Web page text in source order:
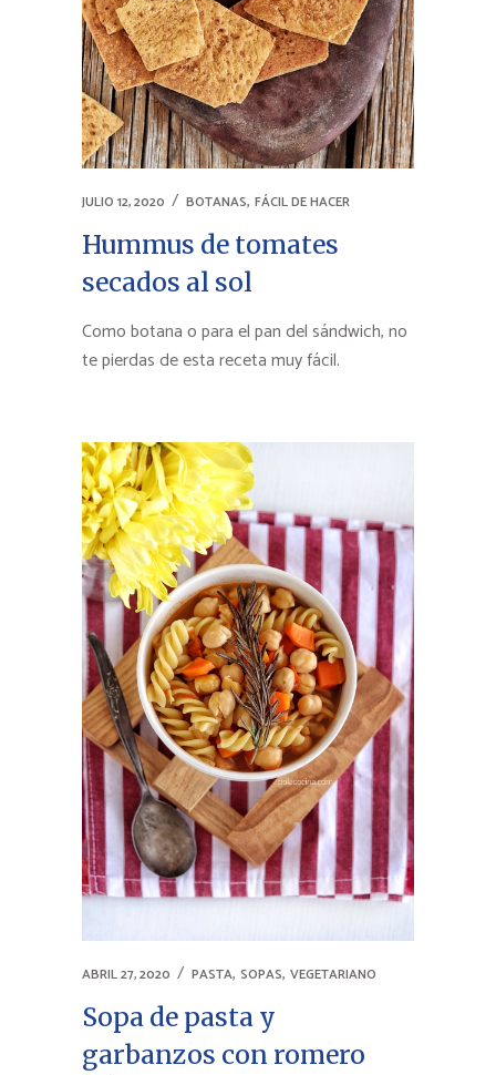
JULIO 12, 2020 BOTANAS, FÁCIL DE HACER
Hummus de tomates
secados al sol
Como botana o para el pan del sándwich, no
te pierdas de esta receta muy fácil.
ABRIL 27, 2020 PASTA, SOPAS, VEGETARIANO
Sopa de pasta y
garbanzos con romero